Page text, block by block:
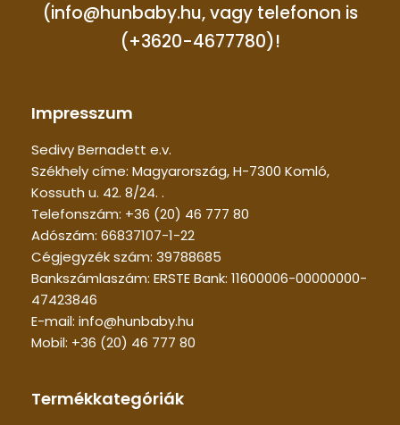
(info@hunbaby.hu, vagy telefonon is
(+3620-4677780)!
Impresszum
Sedivy Bernadett e.v.
Székhely címe: Magyarország, H-7300 Komló,
Kossuth u. 42. 8/24. .
Telefonszám: +36 (20) 46 777 80
Adószám: 66837107-1-22
Cégjegyzék szám: 39788685
Bankszámlaszám: ERSTE Bank: 11600006-00000000-
47423846
E-mail: info@hunbaby.hu
Mobil: +36 (20) 46 777 80
Termékkategóriák